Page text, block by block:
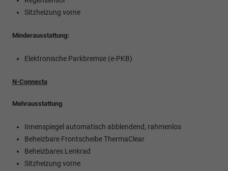
Sitzheizung vorne
Minderausstattung:
Elektronische Parkbremse (e-PKB)
N-Connecta
Mehrausstattung
Innenspiegel automatisch abblendend, rahmenlos
Beheizbare Frontscheibe ThermaClear
Beheizbares Lenkrad
Sitzheizung vorne